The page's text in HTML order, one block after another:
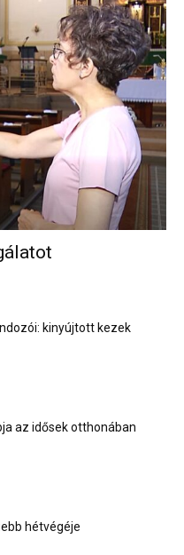
kinyújtott kezek
az idősek otthonában
hétvégéje